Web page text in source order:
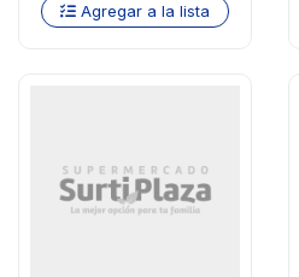
Agregar a la lista